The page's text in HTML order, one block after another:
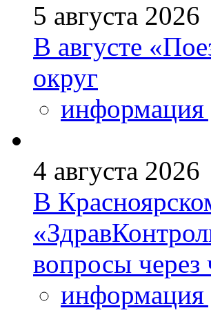
5 августа 2026
В августе
округ
информация
4 августа 2026
В
вопросы
информация